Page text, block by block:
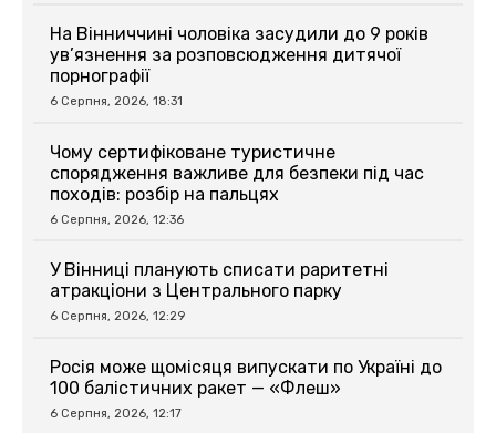
На Вінниччині чоловіка засудили до 9 років
ув’язнення за розповсюдження дитячої
порнографії
6 Серпня, 2026, 18:31
Чому сертифіковане туристичне
спорядження важливе для безпеки під час
походів: розбір на пальцях
6 Серпня, 2026, 12:36
У Вінниці планують списати раритетні
атракціони з Центрального парку
6 Серпня, 2026, 12:29
Росія може щомісяця випускати по Україні до
100 балістичних ракет — «Флеш»
6 Серпня, 2026, 12:17